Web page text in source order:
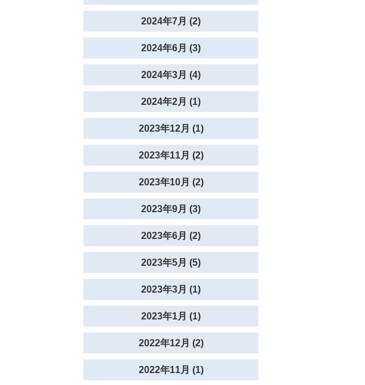
2024年7月 (2)
2024年6月 (3)
2024年3月 (4)
2024年2月 (1)
2023年12月 (1)
2023年11月 (2)
2023年10月 (2)
2023年9月 (3)
2023年6月 (2)
2023年5月 (5)
2023年3月 (1)
2023年1月 (1)
2022年12月 (2)
2022年11月 (1)